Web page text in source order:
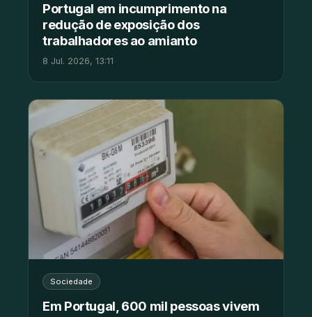
Portugal em incumprimento na
redução de exposição dos
trabalhadores ao amianto
8 Jul. 2026, 13:11
Sociedade
Em Portugal, 600 mil pessoas vivem